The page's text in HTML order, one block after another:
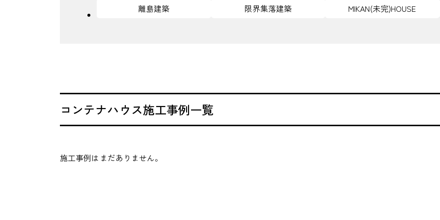
離島建築
限界集落建築 MIKAN(未完)HOUSE
コンテナハウス施工事例一覧
施工事例はまだありません。